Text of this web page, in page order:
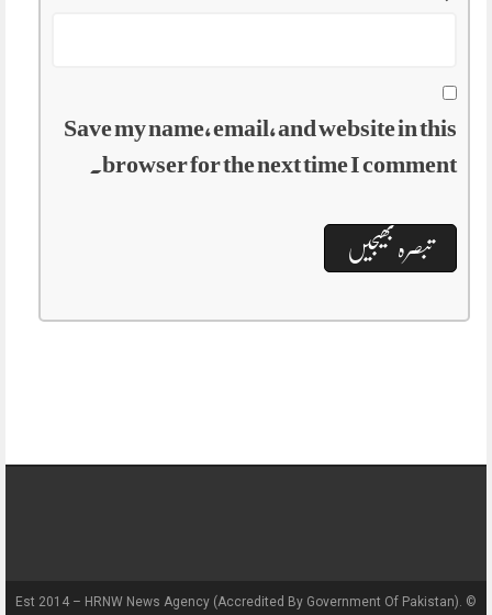
Save my name, email, and website in this
browser for the next time I comment.
Est 2014 – HRNW News Agency (Accredited By Government Of Pakistan). ©